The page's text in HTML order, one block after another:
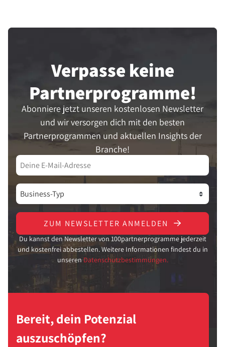
Verpasse keine
Partner­programme!
Abonniere jetzt unseren kostenlosen Newsletter
und wir versorgen dich mit den besten
Partnerprogrammen und aktuellen Insights der
Branche!
ZUM NEWSLETTER ANMELDEN
Du kannst den Newsletter von 100partnerprogramme jederzeit
und kostenfrei abbestellen. Weitere Informationen findest du in
unseren Datenschutzbestimmungen.
Bereit, dein Potenzial
auszuschöpfen?